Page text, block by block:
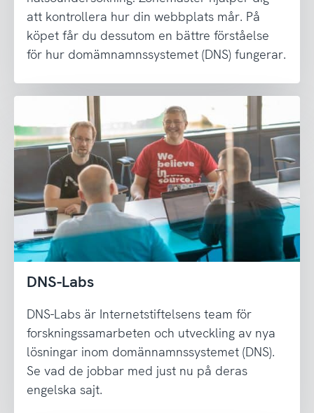
att kontrollera hur din webbplats mår. På
köpet får du dessutom en bättre förståelse
för hur domämnamnssystemet (DNS) fungerar.
DNS-Labs
DNS-Labs är Internetstiftelsens team för
forskningssamarbeten och utveckling av nya
lösningar inom domännamnssystemet (DNS).
Se vad de jobbar med just nu på deras
engelska sajt.